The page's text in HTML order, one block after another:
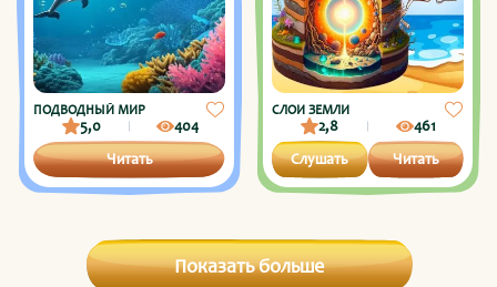
ПОДВОДНЫЙ МИР
5,0
404
Читать
СЛОИ ЗЕМЛИ
2,8
461
Слушать
Читать
Показать больше